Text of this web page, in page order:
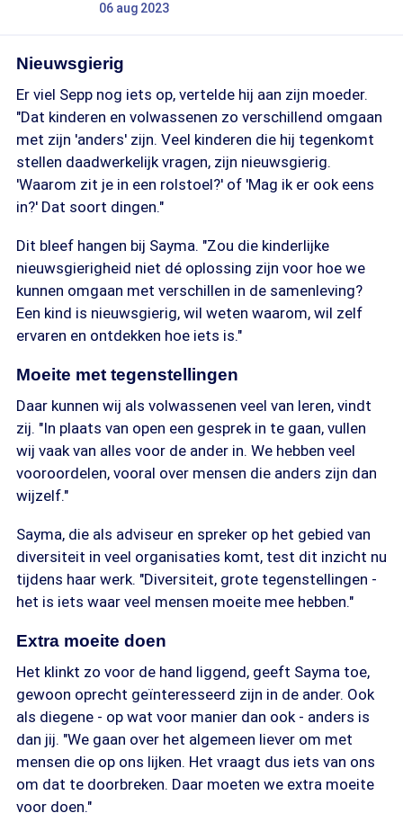
06 aug 2023
Nieuwsgierig
Er viel Sepp nog iets op, vertelde hij aan zijn moeder.
"Dat kinderen en volwassenen zo verschillend omgaan
met zijn 'anders' zijn. Veel kinderen die hij tegenkomt
stellen daadwerkelijk vragen, zijn nieuwsgierig.
'Waarom zit je in een rolstoel?' of 'Mag ik er ook eens
in?' Dat soort dingen."
Dit bleef hangen bij Sayma. "Zou die kinderlijke
nieuwsgierigheid niet dé oplossing zijn voor hoe we
kunnen omgaan met verschillen in de samenleving?
Een kind is nieuwsgierig, wil weten waarom, wil zelf
ervaren en ontdekken hoe iets is."
Moeite met tegenstellingen
Daar kunnen wij als volwassenen veel van leren, vindt
zij. "In plaats van open een gesprek in te gaan, vullen
wij vaak van alles voor de ander in. We hebben veel
vooroordelen, vooral over mensen die anders zijn dan
wijzelf."
Sayma, die als adviseur en spreker op het gebied van
diversiteit in veel organisaties komt, test dit inzicht nu
tijdens haar werk. "Diversiteit, grote tegenstellingen -
het is iets waar veel mensen moeite mee hebben."
Extra moeite doen
Het klinkt zo voor de hand liggend, geeft Sayma toe,
gewoon oprecht geïnteresseerd zijn in de ander. Ook
als diegene - op wat voor manier dan ook - anders is
dan jij. "We gaan over het algemeen liever om met
mensen die op ons lijken. Het vraagt dus iets van ons
om dat te doorbreken. Daar moeten we extra moeite
voor doen."